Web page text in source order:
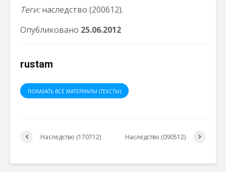
Теги:наследство (200612).
Опубликовано 25.06.2012
rustam
ПОКАЗАТЬ ВСЕ МАТЕРИАЛЫ (ТЕКСТЫ)
Наследство (170712) Наследство (090512)